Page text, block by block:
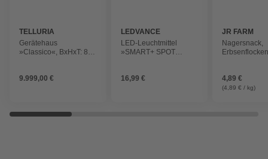
TELLURIA
Gerätehaus
»Classico«, BxHxT: 812
Dachüberstand)
9.999,00 €
LEDVANCE
LED-Leuchtmittel
»SMART+ SPOT
RGBW
16,99 €
JR FARM
Nagersnack,
kg
4,89 €
(4,89 € / kg)